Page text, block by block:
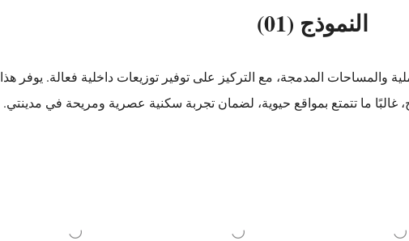
النموذج (01)
والمساحات المدمجة، مع التركيز على توفير توزيعات داخلية فعالة. يوفر هذا
غالبًا ما تتمتع بمواقع حيوية، لضمان تجربة سكنية عصرية ومريحة في مدينتي.